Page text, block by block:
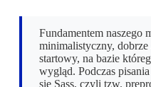
Fundamentem naszego
minimalistyczny,
startowy, na bazie
wygląd. Podczas
się Sass, czyli tzw.